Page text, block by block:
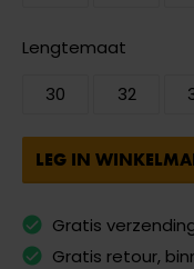
Lengtemaat
30
32
LEG IN
Gratis
Gratis retour,